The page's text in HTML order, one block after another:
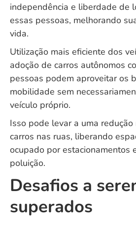
independência e liberdade de
essas pessoas, melhorando
vida.
Utilização mais eficiente dos
adoção de carros autônomos
pessoas podem aproveitar os
mobilidade sem
veículo próprio.
Isso pode levar a uma
carros nas ruas, liberando
ocupado por estacionamentos
poluição.
Desafios a
superados